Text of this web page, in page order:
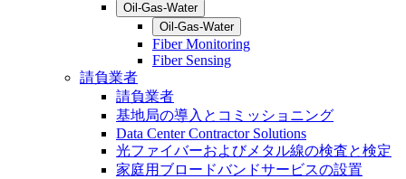
Oil-Gas-Water
Oil-Gas-Water
Fiber Monitoring
Fiber Sensing
請負業者
請負業者
基地局の導入とコミッショニング
Data Center Contractor Solutions
光ファイバーおよびメタル線の検査と検定
家庭用ブロードバンドサービスの設置